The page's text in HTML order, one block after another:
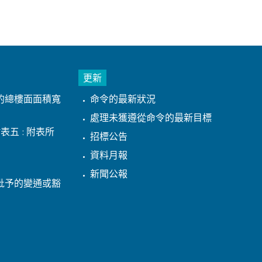
總樓面面積寬
五 : 附表所
予的變通或豁
更新
命令的最新狀況
處理未獲遵從命令的最新目標
招標公告
資料月報
新聞公報